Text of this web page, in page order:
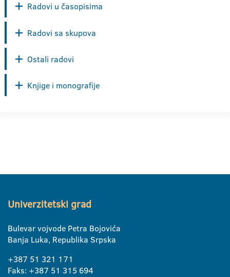
Radovi u časopisima
Radovi sa skupova
Ostali radovi
Knjige i monografije
Univerzitetski grad
Bulevar vojvode Petra Bojovića
Banja Luka, Republika Srpska
+387 51 321 171
Faks: +387 51 315 694